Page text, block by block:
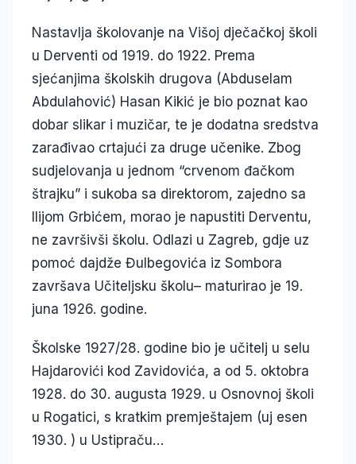
Nastavlja školovanje na Višoj dječačkoj školi
u Derventi od 1919. do 1922. Prema
sjećanjima školskih drugova (Abduselam
Abdulahović) Hasan Kikić je bio poznat kao
dobar slikar i muzičar, te je dodatna sredstva
zarađivao crtajući za druge učenike. Zbog
sudjelovanja u jednom “crvenom đačkom
štrajku” i sukoba sa direktorom, zajedno sa
Ilijom Grbićem, morao je napustiti Derventu,
ne završivši školu. Odlazi u Zagreb, gdje uz
pomoć dajdže Đulbegovića iz Sombora
završava Učiteljsku školu– maturirao je 19.
juna 1926. godine.
Školske 1927/28. godine bio je učitelj u selu
Hajdarovići kod Zavidovića, a od 5. oktobra
1928. do 30. augusta 1929. u Osnovnoj školi
u Rogatici, s kratkim premještajem (uj esen
1930. ) u Ustipraču…